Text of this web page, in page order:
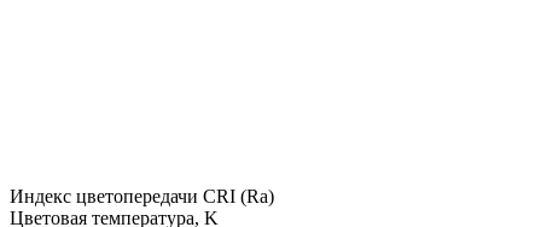
Индекс цветопередачи CRI (Ra)
Цветовая температура, K